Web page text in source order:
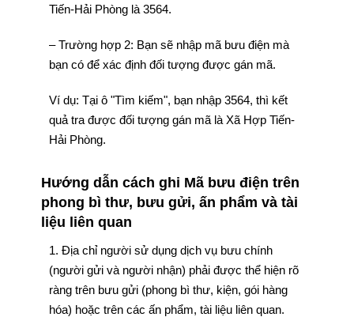
Tiến-Hải Phòng là 3564.
– Trường hợp 2: Bạn sẽ nhập mã bưu điện mà
bạn có để xác định đối tượng được gán mã.
Ví dụ: Tại ô "Tìm kiếm", bạn nhập 3564, thì kết
quả tra được đối tượng gán mã là Xã Hợp Tiến-
Hải Phòng.
Hướng dẫn cách ghi Mã bưu điện trên
phong bì thư, bưu gửi, ấn phẩm và tài
liệu liên quan
1. Địa chỉ người sử dụng dịch vụ bưu chính
(người gửi và người nhận) phải được thể hiện rõ
ràng trên bưu gửi (phong bì thư, kiện, gói hàng
hóa) hoặc trên các ấn phẩm, tài liệu liên quan.